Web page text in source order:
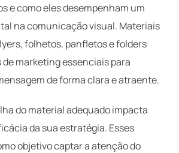
e como eles desempenham um
na comunicação visual. Materiais
folhetos, panfletos e folders
marketing essenciais para
de forma clara e atraente.
do material adequado impacta
da sua estratégia. Esses
objetivo captar a atenção do